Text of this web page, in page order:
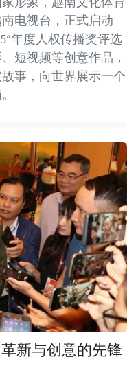
电视台，正式启动
年度人权传播奖评选
短视频等创意作品，
事，向世界展示一个
新与创意的先锋